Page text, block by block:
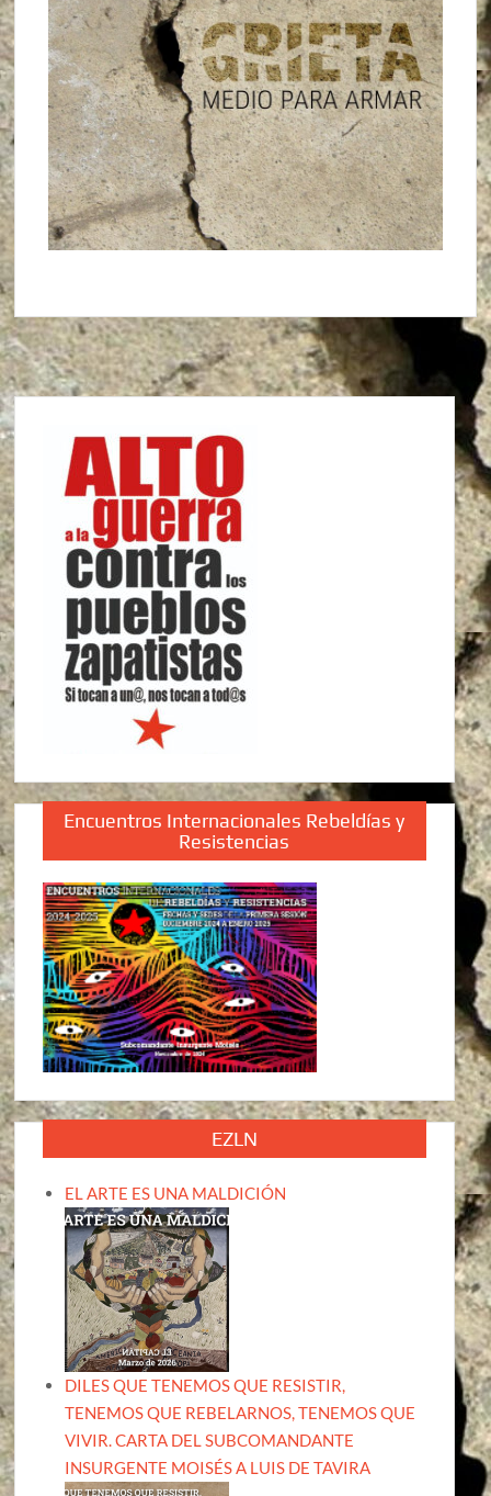
Encuentros Internacionales Rebeldías y
Resistencias
EZLN
EL ARTE ES UNA MALDICIÓN
DILES QUE TENEMOS QUE RESISTIR,
TENEMOS QUE REBELARNOS, TENEMOS QUE
VIVIR. CARTA DEL SUBCOMANDANTE
INSURGENTE MOISÉS A LUIS DE TAVIRA